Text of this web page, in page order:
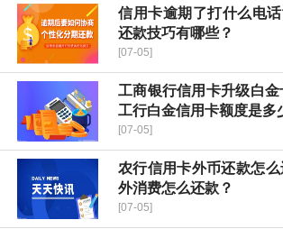
信用卡逾期了打什么电
还款技巧有哪些？
[07-05]
工商银行信用卡升级白金
工行白金信用卡额度是多
[07-05]
农行信用卡外币还款怎
外消费怎么还款？
[07-05]